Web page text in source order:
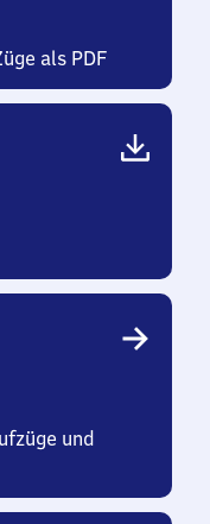
als PDF
und